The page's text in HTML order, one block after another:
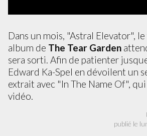
Dans un mois, "Astral Elevator",
album de The Tear Garden
sera sorti. Afin de patienter
Edward Ka-Spel en dévoilent un
extrait avec "In The Name Of",
vidéo.
publié le